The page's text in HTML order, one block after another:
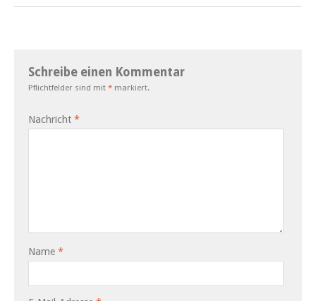
Schreibe einen Kommentar
Pflichtfelder sind mit * markiert.
Nachricht *
Name *